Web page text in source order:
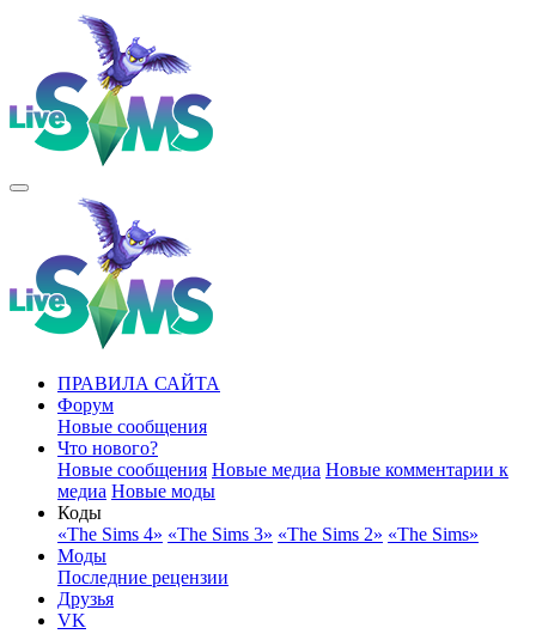
ПРАВИЛА САЙТА
Форум
Новые сообщения
Что нового?
Новые сообщения Новые медиа Новые комментарии к
медиа Новые моды
Коды
«The Sims 4» «The Sims 3» «The Sims 2» «The Sims»
Моды
Последние рецензии
Друзья
VK